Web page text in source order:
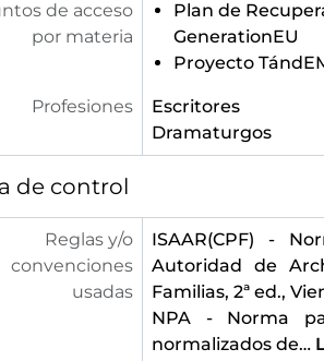
de acceso
por materia
Plan de
GenerationEU
Proyecto
Profesiones
Escritores
Dramaturgos
de control
Reglas y/o
convenciones
usadas
ISAAR(CPF) -
Autoridad de
Familias, 2ª ed.,
NPA - Norma
normalizados de…